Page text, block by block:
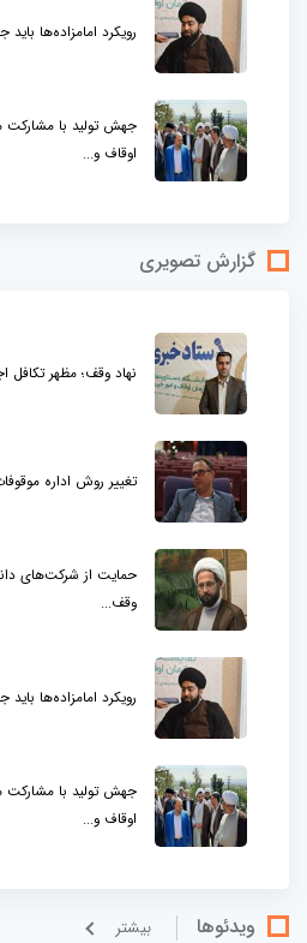
رویکرد امامزاده‌ها
جهش تولید با مشارکت
اوقاف و...
گزارش تصویری
نهاد وقف؛ مظهر تکافل
تغییر روش اداره
حمایت از شرکت‌های
وقف...
رویکرد امامزاده‌ها
جهش تولید با مشارکت
اوقاف و...
ویدئوها بيشتر